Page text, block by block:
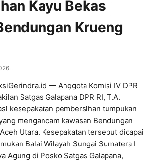
Kayu Bekas
Krueng
— Anggota Komisi IV DPR
Satgas Galapana DPR RI, T.A.
kesepakatan pembersihan tumpukan
mengancam kawasan Bendungan
Utara. Kesepakatan tersebut dicapai
Balai Wilayah Sungai Sumatera I
Agung di Posko Satgas Galapana,